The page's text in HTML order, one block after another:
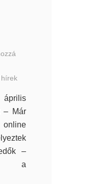
hírek
– Már
–
a